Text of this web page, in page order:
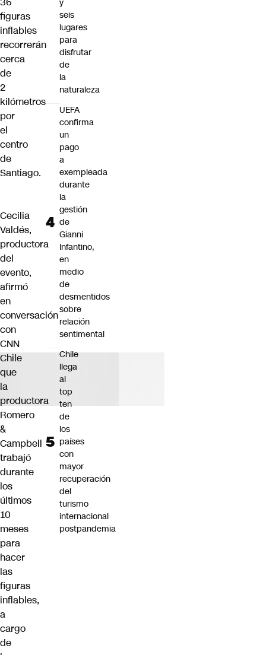
figuras
inflables
recorrerán
cerca
de
2
kilómetros
por
el
centro
de
Santiago.
Cecilia
Valdés,
productora
del
evento,
afirmó
en
conversación
con
CNN
Chile
que
la
productora
Romero
&
Campbell
trabajó
durante
los
últimos
10
meses
para
hacer
las
figuras
inflables,
a
cargo
de
y
seis
lugares
para
disfrutar
de
la
naturaleza
UEFA
confirma
un
pago
a
exempleada
durante
la
gestión
de
Gianni
Infantino,
en
medio
de
desmentidos
sobre
relación
sentimental
Chile
llega
al
top
ten
de
los
países
con
mayor
recuperación
del
turismo
internacional
postpandemia